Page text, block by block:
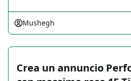
Mushegh
Crea un annuncio